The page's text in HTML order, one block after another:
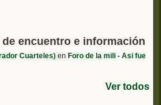
encuentro e información
Cuarteles) en Foro de la mili - Asi fue
Ver todos